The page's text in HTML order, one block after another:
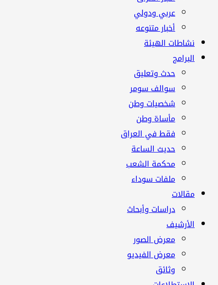
عربي ودولي
أخبار متنوعه
نشاطات الهيئة
البرامج
حدث وتعليق
سوالف سومر
شخصيات وطن
مأساة وطن
فقط في العراق
حديث الساعة
محكمة الشعب
ملفات سوداء
مقالات
دراسات وأبحاث
الأرشيف
معرض الصور
معرض الفيديو
وثائق